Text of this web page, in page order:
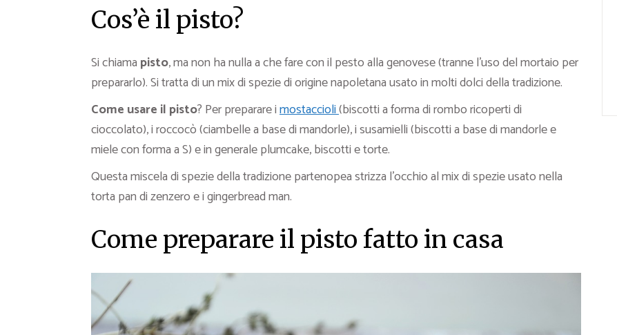
Cos’è il pisto?
Si chiama pisto, ma non ha nulla a che fare con il pesto alla genovese (tranne l’uso del mortaio per
prepararlo). Si tratta di un mix di spezie di origine napoletana usato in molti dolci della tradizione.
Come usare il pisto? Per preparare imostaccioli(biscotti a forma di rombo ricoperti di
cioccolato), i roccocò (ciambelle a base di mandorle), i susamielli (biscotti a base di mandorle e
miele con forma a S) e in generale plumcake, biscotti e torte.
Questa miscela di spezie della tradizione partenopea strizza l’occhio al mix di spezie usato nella
torta pan di zenzero e i gingerbread man.
Come preparare il pisto fatto in casa